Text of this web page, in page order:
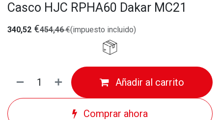
Casco HJC RPHA60 Dakar MC21
340,52 €454,46€(impuesto incluido)
Añadir al carrito
Comprar ahora